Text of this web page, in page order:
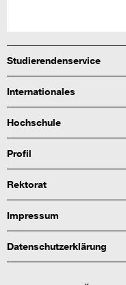
Studierendenservice
Internationales
Hochschule
Profil
Rektorat
Impressum
Datenschutzerklärung